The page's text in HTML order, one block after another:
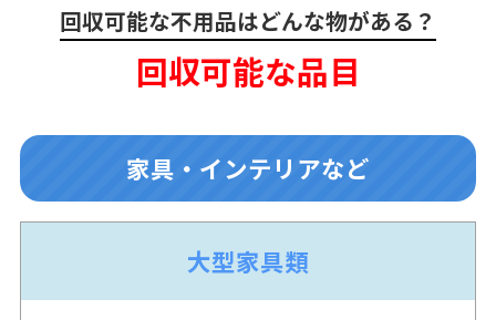
回収可能な不用品はどんな物がある？
回収可能な品目
家具・インテリアなど
大型家具類